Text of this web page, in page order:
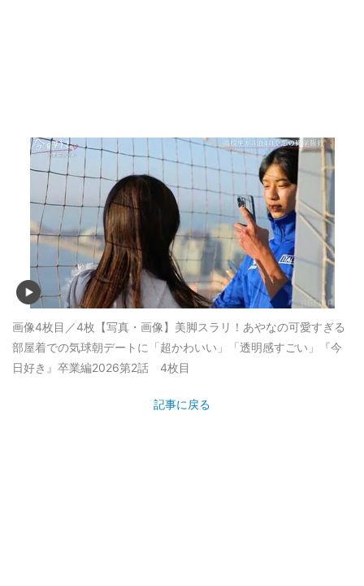
画像4枚目／4枚 【写真・画像】美脚スラリ！あやなの可愛すぎる
部屋着での気球朝デートに「超かわいい」「透明感すごい」『今
日好き』卒業編2026第2話 4枚目
記事に戻る